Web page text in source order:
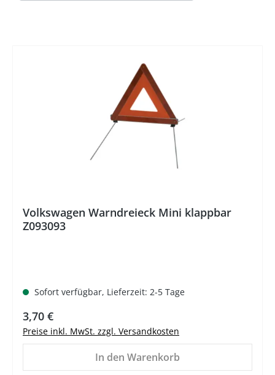
Volkswagen Warndreieck Mini klappbar
Z093093
Sofort verfügbar, Lieferzeit: 2-5 Tage
Regulärer Preis:
3,70 €
Preise inkl. MwSt. zzgl. Versandkosten
In den Warenkorb